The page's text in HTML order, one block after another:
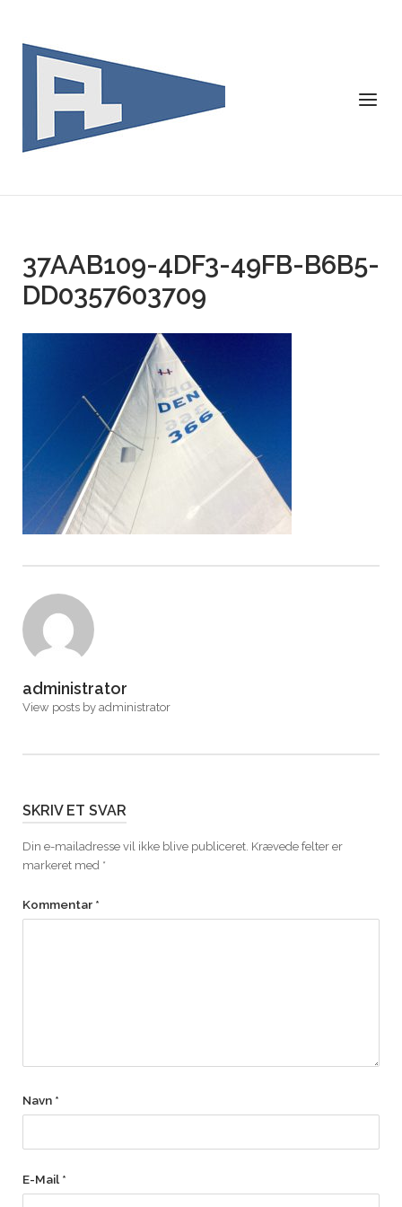
content
Menu
37AAB109-4DF3-49FB-B6B5-
DD0357603709
administrator
View posts by administrator
SKRIV ET SVAR
Din e-mailadresse vil ikke blive publiceret. Krævede felter er
markeret med *
Kommentar *
Navn *
E-Mail *